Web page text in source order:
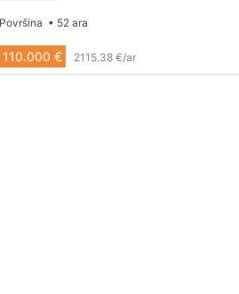
110.000E .. Kontakt 064/142-23-31
Površina • 52 ara
110.000 € 2115.38 €/ar